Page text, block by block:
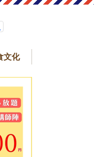
文化